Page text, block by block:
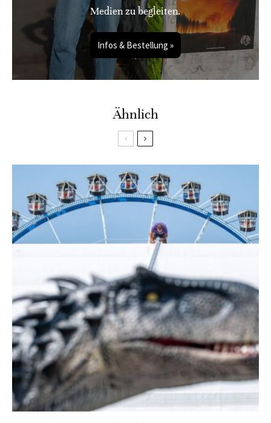
Medien zu begleiten.
Infos & Bestellung »
Ähnlich